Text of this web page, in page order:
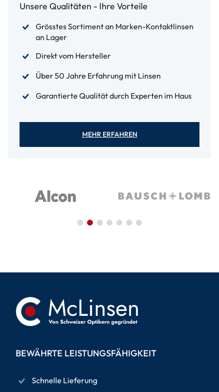
Unsere Qualitäten - Ihre Vorteile
Grösstes Sortiment an Marken-Kontaktlinsen
an Lager
Direkt vom Hersteller
Über 50 Jahre Erfahrung mit Linsen
Garantierte Qualität durch Experten im Haus
MEHR ERFAHREN
BEWÄHRTE LEISTUNGSFÄHIGKEIT
Schnelle Lieferung